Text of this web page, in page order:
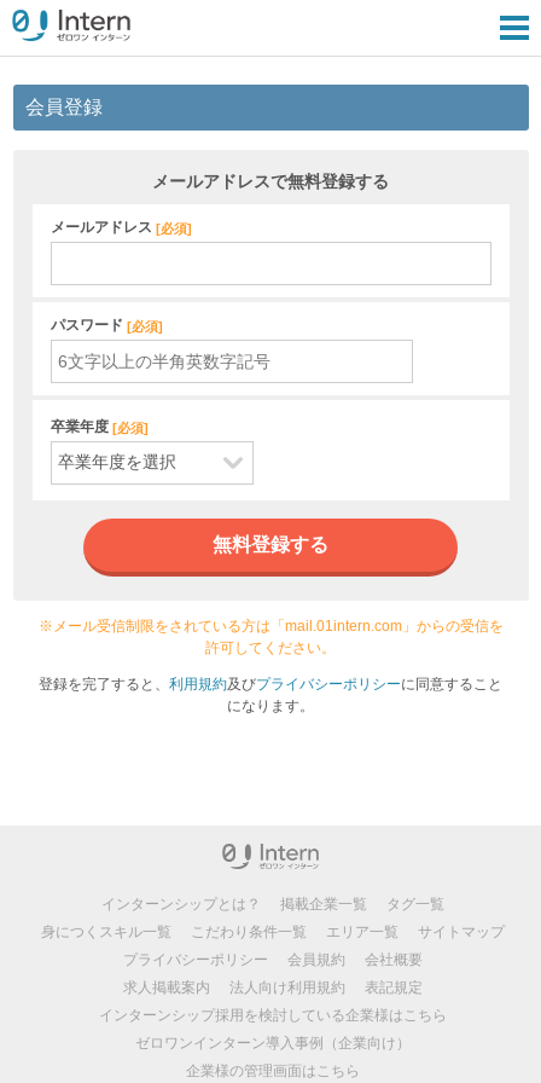
会員登録
メールアドレスで無料登録する
メールアドレス [必須]
パスワード [必須]
卒業年度 [必須]
無料登録する
※メール受信制限をされている方は「mail.01intern.com」からの受信を
許可してください。
登録を完了すると、 利用規約及びプライバシーポリシーに同意すること
になります。
インターンシップとは？ 掲載企業一覧
タグ一覧
身につくスキル一覧
こだわり条件一覧 エリア一覧
サイトマップ
プライバシーポリシー
会員規約
会社概要
求人掲載案内
法人向け利用規約
表記規定
インターンシップ採用を検討している企業様はこちら
ゼロワンインターン導入事例（企業向け）
企業様の管理画面はこちら